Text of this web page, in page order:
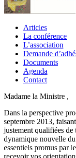
Articles
La conférence
L’association
Demande
Documents
Agenda
Contact
Madame la Ministre ,
Dans la perspective
septembre 2013,
justement qualifiées de
dynamique nouvelle
essentiels promus par
recevoir vos